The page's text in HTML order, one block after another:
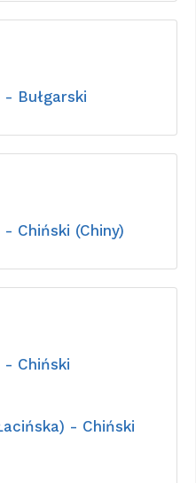
- Bułgarski
Chiński (Chiny)
- Chiński
- Chiński